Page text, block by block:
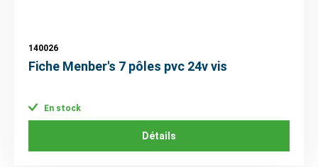
140026
Fiche Menber's 7 pôles pvc 24v vis
En stock
Détails